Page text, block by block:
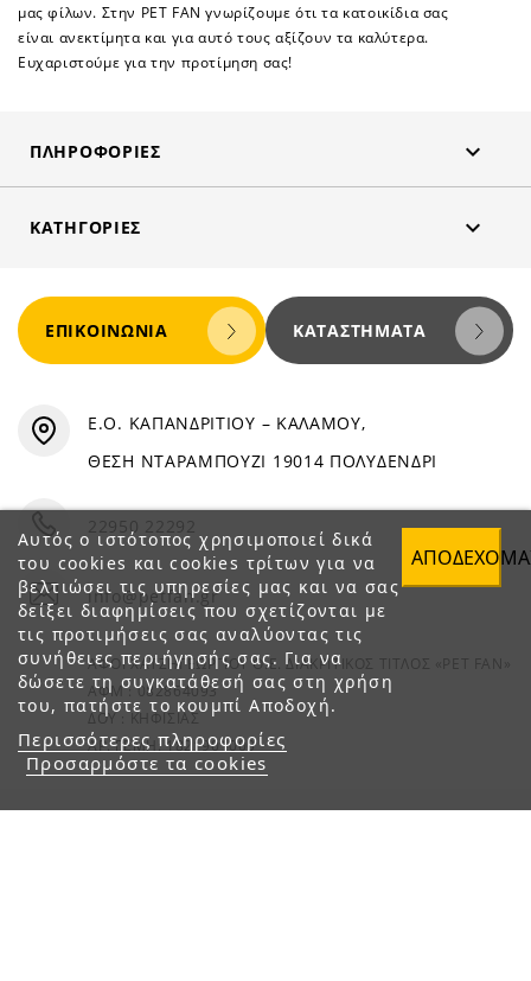
μας φίλων. Στην PET FAN γνωρίζουμε ότι τα κατοικίδια σας
είναι ανεκτίμητα και για αυτό τους αξίζουν τα καλύτερα.
Ευχαριστούμε για την προτίμηση σας!
ΠΛΗΡΟΦΟΡΊΕΣ 
ΚΑΤΗΓΟΡΊΕΣ 
Αυτός ο ιστότοπος χρησιμοποιεί δικά
του cookies και cookies τρίτων για να
βελτιώσει τις υπηρεσίες μας και να σας
δείξει διαφημίσεις που σχετίζονται με
τις προτιμήσεις σας αναλύοντας τις
συνήθειες περιήγησής σας. Για να
δώσετε τη συγκατάθεσή σας στη χρήση
του, πατήστε το κουμπί Αποδοχή.
Περισσότερες πληροφορίες
Προσαρμόστε τα cookies
ΕΠΙΚΟΙΝΩΝΊΑ ΚΑΤΑΣΤΉΜΑΤΑ
Ε.Ο. ΚΑΠΑΝΔΡΙΤΙΟΥ – ΚΑΛΑΜΟΥ,
ΘΕΣΗ ΝΤΑΡΑΜΠΟΥΖΙ 19014 ΠΟΛΥΔΕΝΔΡΙ
22950 22292
info@petfan.gr
ΑΦΟΙ ΧΑΤΖΗΓΕΩΡΓΙΟΥ Ο.Ε. ΔΙΑΚΡΙΤΙΚΟΣ ΤΙΤΛΟΣ «PET FAN»
ΑΦΜ : 082864093
ΔΟΥ : ΚΗΦΙΣΙΑΣ
ΑΡ. ΓΕΜΗ: 1821901000